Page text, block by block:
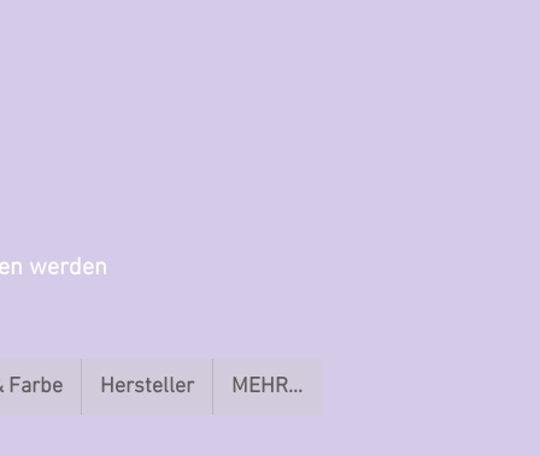
werden
Farbe Hersteller MEHR...